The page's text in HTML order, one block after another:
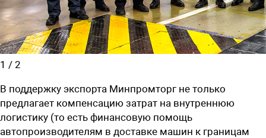
1 / 2
В поддержку экспорта Минпромторг не только
предлагает компенсацию затрат на внутреннюю
логистику (то есть финансовую помощь
автопроизводителям в доставке машин к границам